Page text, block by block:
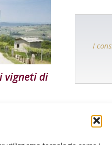
vigneti di
I